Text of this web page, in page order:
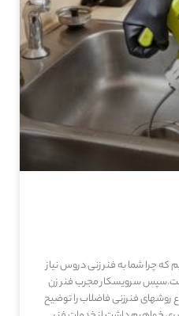
که چرا شما به فنر زنی دروس نیاز
سرویسکار مجرب فنر زن
روشهای فنرزنی فاضلاب را توضیح